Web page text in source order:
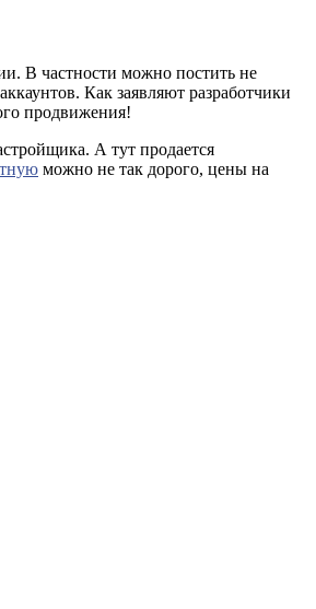
В частности можно постить не
Как заявляют разработчики
продвижения!
А тут продается
можно не так дорого, цены на